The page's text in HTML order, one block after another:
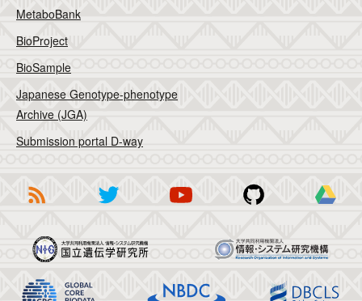
MetaboBank
BioProject
BioSample
Japanese Genotype-phenotype
Archive (JGA)
Submission portal D-way